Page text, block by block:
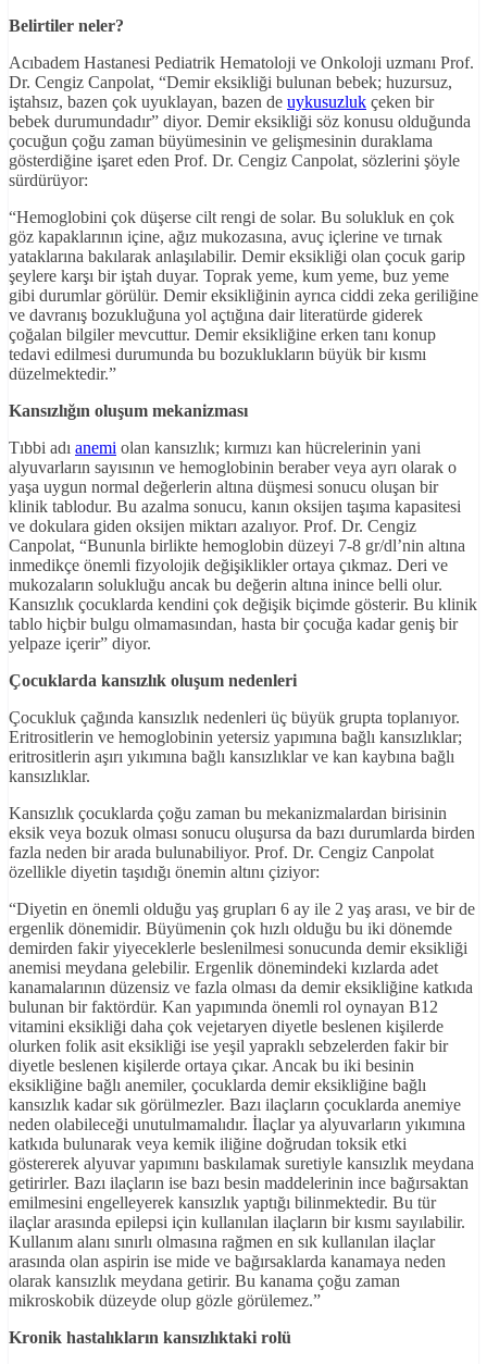
Belirtiler neler?
Acıbadem Hastanesi Pediatrik Hematoloji ve Onkoloji uzmanı Prof.
Dr. Cengiz Canpolat, “Demir eksikliği bulunan bebek; huzursuz,
iştahsız, bazen çok uyuklayan, bazen de uykusuzluk çeken bir
bebek durumundadır” diyor. Demir eksikliği söz konusu olduğunda
çocuğun çoğu zaman büyümesinin ve gelişmesinin duraklama
gösterdiğine işaret eden Prof. Dr. Cengiz Canpolat, sözlerini şöyle
sürdürüyor:
“Hemoglobini çok düşerse cilt rengi de solar. Bu solukluk en çok
göz kapaklarının içine, ağız mukozasına, avuç içlerine ve tırnak
yataklarına bakılarak anlaşılabilir. Demir eksikliği olan çocuk garip
şeylere karşı bir iştah duyar. Toprak yeme, kum yeme, buz yeme
gibi durumlar görülür. Demir eksikliğinin ayrıca ciddi zeka geriliğine
ve davranış bozukluğuna yol açtığına dair literatürde giderek
çoğalan bilgiler mevcuttur. Demir eksikliğine erken tanı konup
tedavi edilmesi durumunda bu bozuklukların büyük bir kısmı
düzelmektedir.”
Kansızlığın oluşum mekanizması
Tıbbi adı anemi olan kansızlık; kırmızı kan hücrelerinin yani
alyuvarların sayısının ve hemoglobinin beraber veya ayrı olarak o
yaşa uygun normal değerlerin altına düşmesi sonucu oluşan bir
klinik tablodur. Bu azalma sonucu, kanın oksijen taşıma kapasitesi
ve dokulara giden oksijen miktarı azalıyor. Prof. Dr. Cengiz
Canpolat, “Bununla birlikte hemoglobin düzeyi 7-8 gr/dl’nin altına
inmedikçe önemli fizyolojik değişiklikler ortaya çıkmaz. Deri ve
mukozaların solukluğu ancak bu değerin altına inince belli olur.
Kansızlık çocuklarda kendini çok değişik biçimde gösterir. Bu klinik
tablo hiçbir bulgu olmamasından, hasta bir çocuğa kadar geniş bir
yelpaze içerir” diyor.
Çocuklarda kansızlık oluşum nedenleri
Çocukluk çağında kansızlık nedenleri üç büyük grupta toplanıyor.
Eritrositlerin ve hemoglobinin yetersiz yapımına bağlı kansızlıklar;
eritrositlerin aşırı yıkımına bağlı kansızlıklar ve kan kaybına bağlı
kansızlıklar.
Kansızlık çocuklarda çoğu zaman bu mekanizmalardan birisinin
eksik veya bozuk olması sonucu oluşursa da bazı durumlarda birden
fazla neden bir arada bulunabiliyor. Prof. Dr. Cengiz Canpolat
özellikle diyetin taşıdığı önemin altını çiziyor:
“Diyetin en önemli olduğu yaş grupları 6 ay ile 2 yaş arası, ve bir de
ergenlik dönemidir. Büyümenin çok hızlı olduğu bu iki dönemde
demirden fakir yiyeceklerle beslenilmesi sonucunda demir eksikliği
anemisi meydana gelebilir. Ergenlik dönemindeki kızlarda adet
kanamalarının düzensiz ve fazla olması da demir eksikliğine katkıda
bulunan bir faktördür. Kan yapımında önemli rol oynayan B12
vitamini eksikliği daha çok vejetaryen diyetle beslenen kişilerde
olurken folik asit eksikliği ise yeşil yapraklı sebzelerden fakir bir
diyetle beslenen kişilerde ortaya çıkar. Ancak bu iki besinin
eksikliğine bağlı anemiler, çocuklarda demir eksikliğine bağlı
kansızlık kadar sık görülmezler. Bazı ilaçların çocuklarda anemiye
neden olabileceği unutulmamalıdır. İlaçlar ya alyuvarların yıkımına
katkıda bulunarak veya kemik iliğine doğrudan toksik etki
göstererek alyuvar yapımını baskılamak suretiyle kansızlık meydana
getirirler. Bazı ilaçların ise bazı besin maddelerinin ince bağırsaktan
emilmesini engelleyerek kansızlık yaptığı bilinmektedir. Bu tür
ilaçlar arasında epilepsi için kullanılan ilaçların bir kısmı sayılabilir.
Kullanım alanı sınırlı olmasına rağmen en sık kullanılan ilaçlar
arasında olan aspirin ise mide ve bağırsaklarda kanamaya neden
olarak kansızlık meydana getirir. Bu kanama çoğu zaman
mikroskobik düzeyde olup gözle görülemez.”
Kronik hastalıkların kansızlıktaki rolü